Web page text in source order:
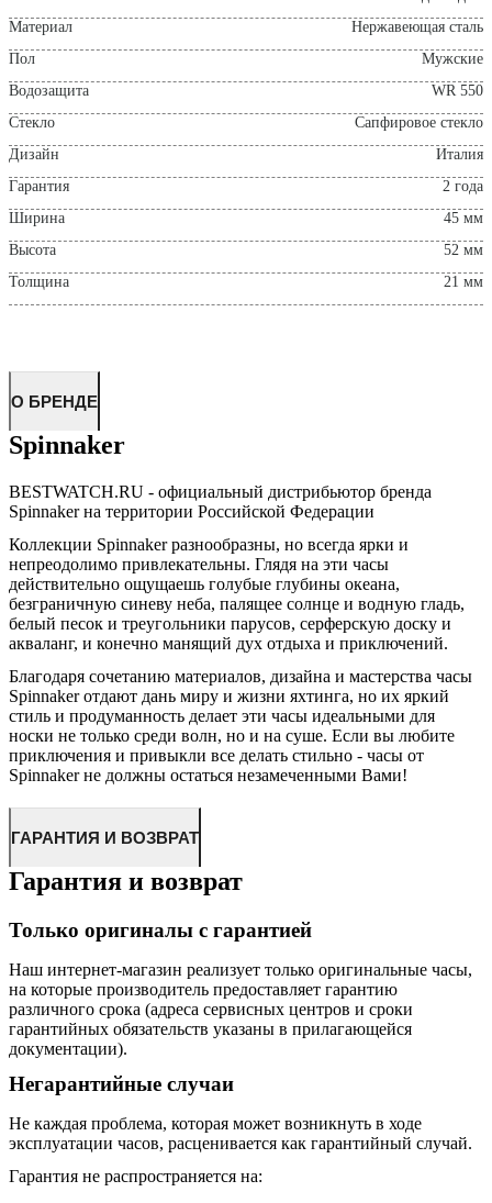
Материал
Нержавеющая сталь
Пол
Мужские
Водозащита
WR 550
Стекло
Сапфировое стекло
Дизайн
Италия
Гарантия
2 года
Ширина
45 мм
Высота
52 мм
Толщина
21 мм
О БРЕНДЕ
Spinnaker
BESTWATCH.RU - официальный дистрибьютор бренда
Spinnaker на территории Российской Федерации
Коллекции Spinnaker разнообразны, но всегда ярки и
непреодолимо привлекательны. Глядя на эти часы
действительно ощущаешь голубые глубины океана,
безграничную синеву неба, палящее солнце и водную гладь,
белый песок и треугольники парусов, серферскую доску и
акваланг, и конечно манящий дух отдыха и приключений.
Благодаря сочетанию материалов, дизайна и мастерства часы
Spinnaker отдают дань миру и жизни яхтинга, но их яркий
стиль и продуманность делает эти часы идеальными для
носки не только среди волн, но и на суше. Если вы любите
приключения и привыкли все делать стильно - часы от
Spinnaker не должны остаться незамеченными Вами!
ГАРАНТИЯ И ВОЗВРАТ
Гарантия и возврат
Только оригиналы с гарантией
Наш интернет-магазин реализует только оригинальные часы,
на которые производитель предоставляет гарантию
различного срока (адреса сервисных центров и сроки
гарантийных обязательств указаны в прилагающейся
документации).
Негарантийные случаи
Не каждая проблема, которая может возникнуть в ходе
эксплуатации часов, расценивается как гарантийный случай.
Гарантия не распространяется на: